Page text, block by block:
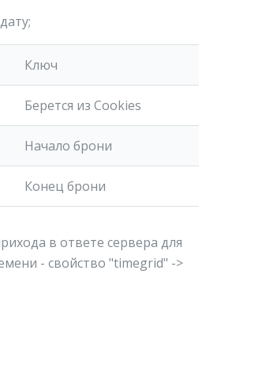
Ключ
Берется из Cookies
Начало брони
Конец брони
в ответе сервера для
- свойство "timegrid" ->